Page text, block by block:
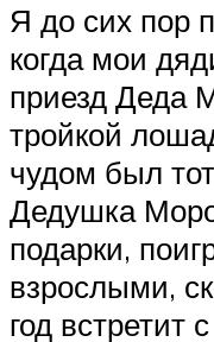
Я до сих пор
когда мои
приезд Деда
тройкой
чудом был
Дедушка
подарки,
взрослыми,
год встретит